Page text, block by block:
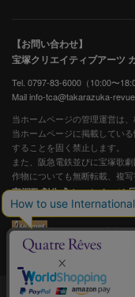
【お問い合わせ】
宝塚クリエイティブアーツ
Tel. 0797-83-6000（10:00〜
Mail info-tca@takarazuka-
当ホームページの管理運営は
当ホームページに掲載してい
することを固く禁止します。
また、阪急電鉄並びに宝塚歌
作物についても無断転載、複写
宝塚歌劇公式ホームページ
JASRAC許諾番号
JASRAC許諾番号
©宝塚